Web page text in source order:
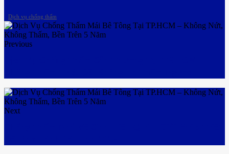
Dịch vụ chống thấm
Previous
Next